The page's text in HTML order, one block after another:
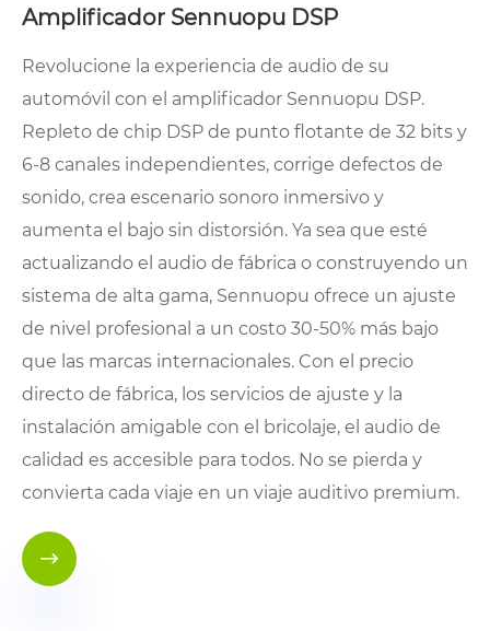
Amplificador Sennuopu DSP
Revolucione la experiencia de audio de su
automóvil con el amplificador Sennuopu DSP.
Repleto de chip DSP de punto flotante de 32 bits y
6-8 canales independientes, corrige defectos de
sonido, crea escenario sonoro inmersivo y
aumenta el bajo sin distorsión. Ya sea que esté
actualizando el audio de fábrica o construyendo un
sistema de alta gama, Sennuopu ofrece un ajuste
de nivel profesional a un costo 30-50% más bajo
que las marcas internacionales. Con el precio
directo de fábrica, los servicios de ajuste y la
instalación amigable con el bricolaje, el audio de
calidad es accesible para todos. No se pierda y
convierta cada viaje en un viaje auditivo premium.
